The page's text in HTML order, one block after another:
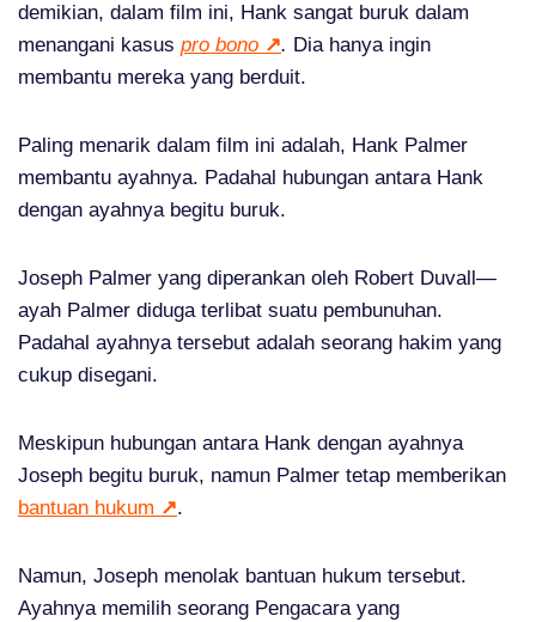
demikian, dalam film ini, Hank sangat buruk dalam
menangani kasus pro bono ↗. Dia hanya ingin
membantu mereka yang berduit.
Paling menarik dalam film ini adalah, Hank Palmer
membantu ayahnya. Padahal hubungan antara Hank
dengan ayahnya begitu buruk.
Joseph Palmer yang diperankan oleh Robert Duvall—
ayah Palmer diduga terlibat suatu pembunuhan.
Padahal ayahnya tersebut adalah seorang hakim yang
cukup disegani.
Meskipun hubungan antara Hank dengan ayahnya
Joseph begitu buruk, namun Palmer tetap memberikan
bantuan hukum ↗.
Namun, Joseph menolak bantuan hukum tersebut.
Ayahnya memilih seorang Pengacara yang